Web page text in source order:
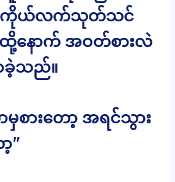
ကိုယ်လက်သုတ်သင်
ောက် အဝတ်စားလဲ
ခဲ့သည်။
မှစားတော့ အရင်သွား
”